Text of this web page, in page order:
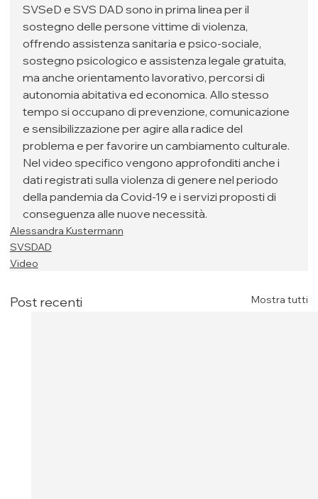
SVSeD e SVS DAD sono in prima linea per il
sostegno delle persone vittime di violenza,
offrendo assistenza sanitaria e psico-sociale,
sostegno psicologico e assistenza legale gratuita,
ma anche orientamento lavorativo, percorsi di
autonomia abitativa ed economica. Allo stesso
tempo si occupano di prevenzione, comunicazione
e sensibilizzazione per agire alla radice del
problema e per favorire un cambiamento culturale.
Nel video specifico vengono approfonditi anche i
dati registrati sulla violenza di genere nel periodo
della pandemia da Covid-19 e i servizi proposti di
conseguenza alle nuove necessità.
Alessandra Kustermann
SVSDAD
Video
Post recenti Mostra tutti